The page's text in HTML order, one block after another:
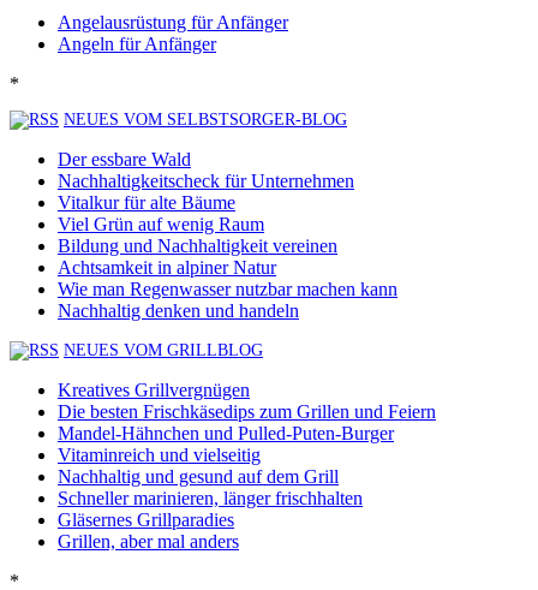
Angelausrüstung für Anfänger
Angeln für Anfänger
*
NEUES VOM SELBSTSORGER-BLOG
Der essbare Wald
Nachhaltigkeitscheck für Unternehmen
Vitalkur für alte Bäume
Viel Grün auf wenig Raum
Bildung und Nachhaltigkeit vereinen
Achtsamkeit in alpiner Natur
Wie man Regenwasser nutzbar machen kann
Nachhaltig denken und handeln
NEUES VOM GRILLBLOG
Kreatives Grillvergnügen
Die besten Frischkäsedips zum Grillen und Feiern
Mandel-Hähnchen und Pulled-Puten-Burger
Vitaminreich und vielseitig
Nachhaltig und gesund auf dem Grill
Schneller marinieren, länger frischhalten
Gläsernes Grillparadies
Grillen, aber mal anders
*